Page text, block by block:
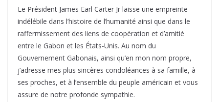
Le Président James Earl Carter Jr laisse une empreinte
indélébile dans l’histoire de l’humanité ainsi que dans le
raffermissement des liens de coopération et d’amitié
entre le Gabon et les États-Unis. Au nom du
Gouvernement Gabonais, ainsi qu’en mon nom propre,
j’adresse mes plus sincères condoléances à sa famille, à
ses proches, et à l’ensemble du peuple américain et vous
assure de notre profonde sympathie.